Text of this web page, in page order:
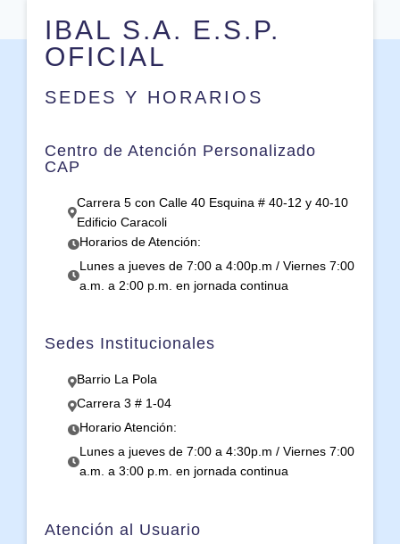
IBAL S.A. E.S.P.
OFICIAL
SEDES Y HORARIOS
Centro de Atención Personalizado
CAP
Carrera 5 con Calle 40 Esquina # 40-12 y 40-10
Edificio Caracoli
Horarios de Atención:
Lunes a jueves de 7:00 a 4:00p.m / Viernes 7:00
a.m. a 2:00 p.m. en jornada continua
Sedes Institucionales
Barrio La Pola
Carrera 3 # 1-04
Horario Atención:
Lunes a jueves de 7:00 a 4:30p.m / Viernes 7:00
a.m. a 3:00 p.m. en jornada continua
Atención al Usuario